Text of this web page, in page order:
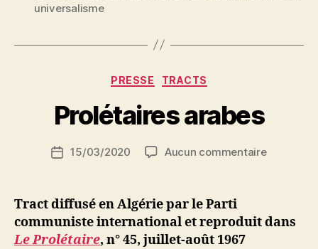
dans
universalisme
Catégories
PRESSE TRACTS
Prolétaires arabes
P
a
S
N
ji
Date15/03/2020 Aucun commentairesur
Tract diffusé en Algérie par le Parti
communiste international et reproduit dans
Le Prolétaire, n° 45, juillet-août 1967